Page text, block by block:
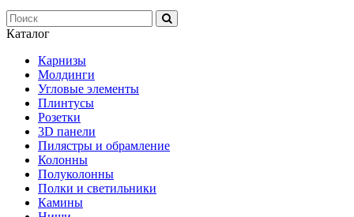
Каталог
Карнизы
Молдинги
Угловые элементы
Плинтусы
Розетки
3D панели
Пилястры и обрамление
Колонны
Полуколонны
Полки и светильники
Камины